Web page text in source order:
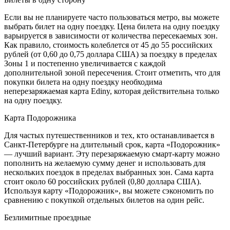
Если вы не планируете часто пользоваться метро, ​​вы можете
выбрать билет на одну поездку. Цена билета на одну поездку
варьируется в зависимости от количества пересекаемых зон.
Как правило, стоимость колеблется от 45 до 55 российских
рублей (от 0,60 до 0,75 доллара США) за поездку в пределах
Зоны 1 и постепенно увеличивается с каждой
дополнительной зоной пересечения. Стоит отметить, что для
покупки билета на одну поездку необходима
неперезаряжаемая карта Ediny, которая действительна только
на одну поездку.
Карта Подорожника
Для частых путешественников и тех, кто останавливается в
Санкт-Петербурге на длительный срок, карта «Подорожник»
— лучший вариант. Эту перезаряжаемую смарт-карту можно
пополнить на желаемую сумму денег и использовать для
нескольких поездок в пределах выбранных зон. Сама карта
стоит около 60 российских рублей (0,80 доллара США).
Используя карту «Подорожник», вы можете сэкономить по
сравнению с покупкой отдельных билетов на один рейс.
Безлимитные проездные